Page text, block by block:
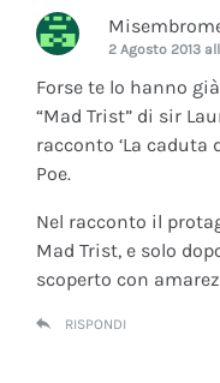
2 Agosto 2013
Forse te lo hanno
“Mad Trist” di sir
racconto ‘La caduta
Poe.
Nel racconto il
Mad Trist, e solo
scoperto con
RISPONDI